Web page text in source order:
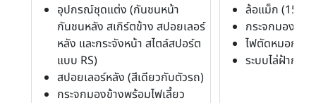
อุปกรณ์ชุดแต่ง (กันชนหน้า
กันชนหลัง สเกิร์ตข้าง สปอยเลอร์
หลัง และกระจังหน้า สไตล์สปอร์ต
แบบ RS)
สปอยเลอร์หลัง (สีเดียวกับตัวรถ)
กระจกมองข้างพร้อมไฟเลี้ยว
ล้อแม็ก (15")
กระจกมองข้า
ไฟตัดหมอก (ห
ระบบไล่ฝ้ากระ